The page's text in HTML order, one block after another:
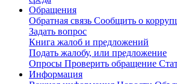
Обращения
Обратная связь Сообщить о
Задать вопрос
Книга жалоб и предложений
Подать жалобу, или предложение
Опросы Проверить обращение
Информация